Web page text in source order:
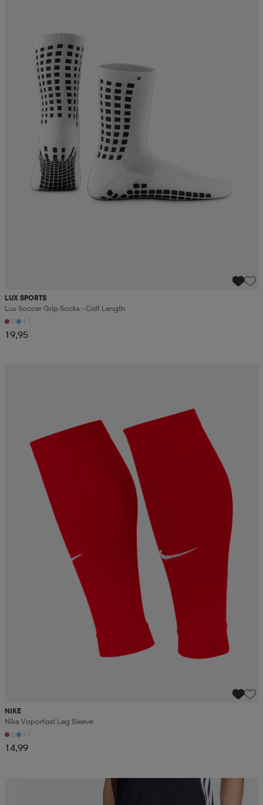
LUX SPORTS
Lux Soccer Grip Socks - Calf Length
+1
19,95
NIKE
Nike Vaporfast Leg Sleeve
+1
14,99